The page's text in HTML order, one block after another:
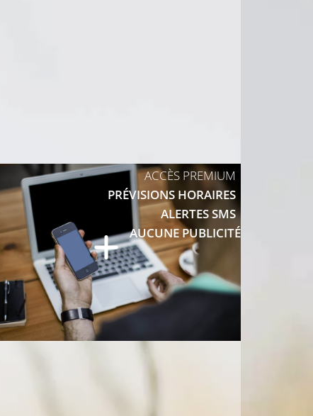
23°C
ACCÈS PREMIUM
PRÉVISIONS HORAIRES
ALERTES SMS
AUCUNE PUBLICITÉ